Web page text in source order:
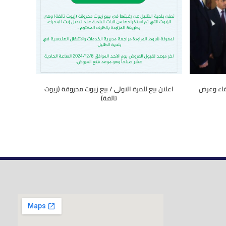
وعرض اعلان بيع للمرة الاولى / بيع زيوت محروقة (زيوت
تالفة)